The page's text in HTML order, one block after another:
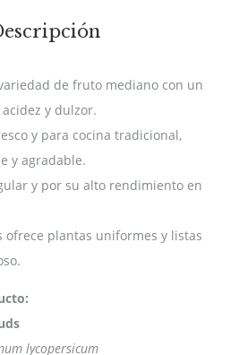
de fruto mediano con un
y dulzor.
y para cocina tradicional,
y agradable.
y por su alto rendimiento en
ofrece plantas uniformes y listas
lycopersicum